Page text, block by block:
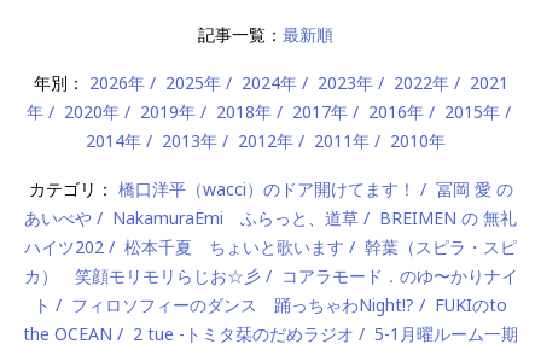
記事一覧： 最新順
年別： 2026年 2025年 2024年 2023年 2022年
2021
年
2020年 2019年 2018年 2017年 2016年
2015年
2014年
2013年 2012年 2011年 2010年
カテゴリ： 橋口洋平（wacci）のドア開けてます！
冨岡 愛 の
あいべや
NakamuraEmi ふらっと、道草
BREIMEN の 無礼
ハイツ202
松本千夏 ちょいと歌います
幹葉（スピラ・スピ
カ） 笑顔モリモリらじお☆彡
コアラモード．のゆ〜かりナイ
ト
フィロソフィーのダンス 踊っちゃわNight!?
FUKIのto
the OCEAN
2 tue -トミタ栞のだめラジオ
5-1月曜ルーム一期